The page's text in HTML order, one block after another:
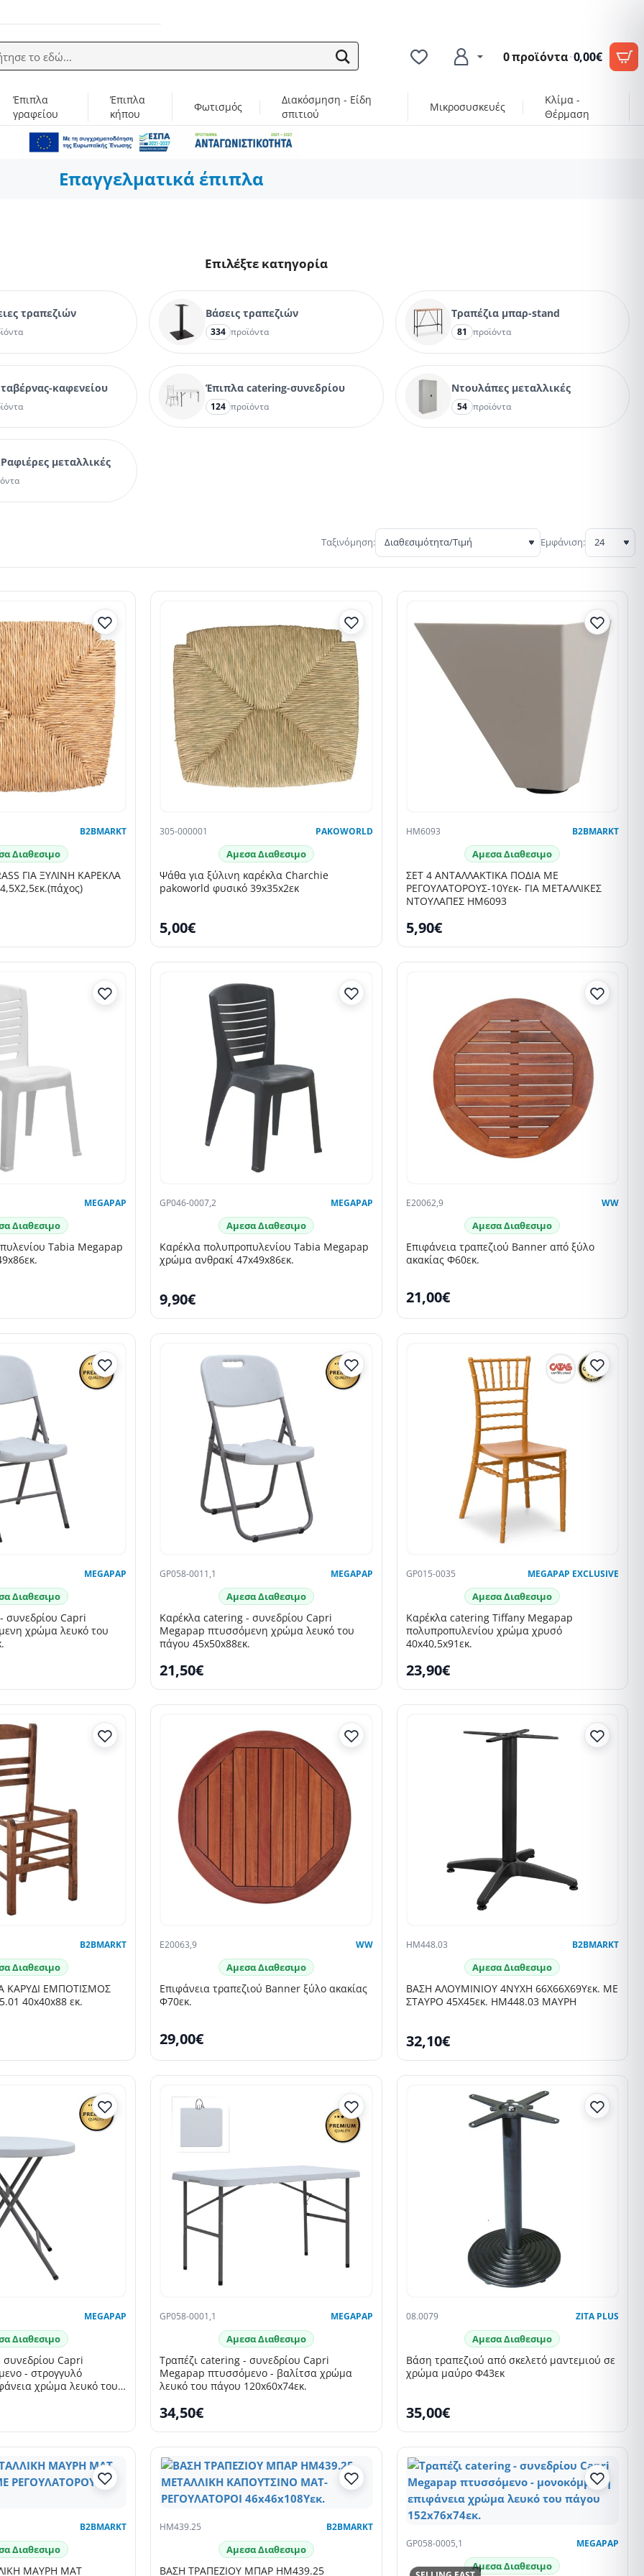
το εδώ... 0 προϊόντα·0,00€
Έπιπλα
γραφείου
Έπιπλα
κήπου
Φωτισμός
Διακόσμηση - Είδη
σπιτιού
Μικροσυσκευές
Κλίμα -
Θέρμαση
Επαγγελματικά έπιπλα
Επιλέξτε κατηγορία
τραπεζιών Βάσεις τραπεζιών
334 προϊόντα
Τραπέζια μπαρ-stand
81 προϊόντα
καφενείου Έπιπλα catering-συνεδρίου
124 προϊόντα
Ντουλάπες μεταλλικές
54 προϊόντα
μεταλλικές
Ταξινόμηση: Εμφάνιση:
B2BMARKT
Διαθεσιμο
ΓΙΑ ΞΥΛΙΝΗ ΚΑΡΕΚΛΑ
SELLING FAST
305-000001 PAKOWORLD
Αμεσα Διαθεσιμο
Ψάθα για ξύλινη καρέκλα Charchie
pakoworld φυσικό 39x35x2εκ
5,00€
SELLING FAST
HM6093 B2BMARKT
Αμεσα Διαθεσιμο
ΣΕΤ 4 ΑΝΤΑΛΛΑΚΤΙΚΑ ΠΟΔΙΑ ΜΕ
ΡΕΓΟΥΛΑΤΟΡΟΥΣ-10Υεκ- ΓΙΑ ΜΕΤΑΛΛΙΚΕΣ
ΝΤΟΥΛΑΠΕΣ HM6093
5,90€
MEGAPAP
Διαθεσιμο
Tabia Megapap
GP046-0007,2 MEGAPAP
Αμεσα Διαθεσιμο
Καρέκλα πολυπροπυλενίου Tabia Megapap
χρώμα ανθρακί 47x49x86εκ.
9,90€
E20062,9 WW
Αμεσα Διαθεσιμο
Επιφάνεια τραπεζιού Banner από ξύλο
ακακίας Φ60εκ.
21,00€
MEGAPAP
Διαθεσιμο
συνεδρίου Capri
χρώμα λευκό του
GP058-0011,1 MEGAPAP
Αμεσα Διαθεσιμο
Καρέκλα catering - συνεδρίου Capri
Megapap πτυσσόμενη χρώμα λευκό του
πάγου 45x50x88εκ.
21,50€
GP015-0035 MEGAPAP EXCLUSIVE
Αμεσα Διαθεσιμο
Καρέκλα catering Tiffany Megapap
πολυπροπυλενίου χρώμα χρυσό
40x40,5x91εκ.
23,90€
B2BMARKT
Διαθεσιμο
ΚΑΡΥΔΙ ΕΜΠΟΤΙΣΜΟΣ
40x40x88 εκ.
E20063,9 WW
Αμεσα Διαθεσιμο
Επιφάνεια τραπεζιού Banner ξύλο ακακίας
Φ70εκ.
29,00€
SELLING FAST
HM448.03 B2BMARKT
Αμεσα Διαθεσιμο
ΒΑΣΗ ΑΛΟΥΜΙΝΙΟΥ 4ΝΥΧΗ 66Χ66X69Υεκ. ΜΕ
ΣΤΑΥΡΟ 45Χ45εκ. HM448.03 ΜΑΥΡΗ
32,10€
MEGAPAP
Διαθεσιμο
Capri
- στρογγυλό
χρώμα λευκό του
GP058-0001,1 MEGAPAP
Αμεσα Διαθεσιμο
Τραπέζι catering - συνεδρίου Capri
Megapap πτυσσόμενο - βαλίτσα χρώμα
λευκό του πάγου 120x60x74εκ.
34,50€
08.0079 ZITA PLUS
Αμεσα Διαθεσιμο
Βάση τραπεζιού από σκελετό μαντεμιού σε
χρώμα μαύρο Φ43εκ
35,00€
B2BMARKT
Διαθεσιμο
ΜΑΥΡΗ ΜΑΤ
HM439.25 B2BMARKT
Αμεσα Διαθεσιμο
ΒΑΣΗ ΤΡΑΠΕΖΙΟΥ ΜΠΑΡ HM439.25
GP058-0005,1 MEGAPAP
Αμεσα Διαθεσιμο